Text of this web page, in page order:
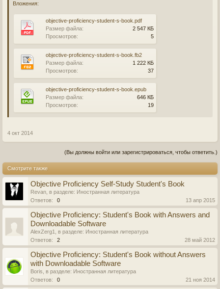
Вложения:
objective-proficiency-student-s-book.pdf
Размер файла:
2 547 КБ
Просмотров:
5
objective-proficiency-student-s-book.fb2
Размер файла:
1 222 КБ
Просмотров:
37
objective-proficiency-student-s-book.epub
Размер файла:
646 КБ
Просмотров:
19
4 окт 2014
(Вы должны войти или зарегистрироваться, чтобы ответить.)
Смотрите также
Objective Proficiency Self-Study Student's Book
Revan , в разделе: Иностранная литература
Ответов:
0 13 апр 2015
Objective Proficiency: Student's Book with Answers and
Downloadable Software
AlexZerg1 , в разделе: Иностранная литература
Ответов:
2 28 май 2012
Objective Proficiency: Student's Book without Answers
with Downloadable Software
Boris , в разделе: Иностранная литература
Ответов:
0 21 ноя 2014